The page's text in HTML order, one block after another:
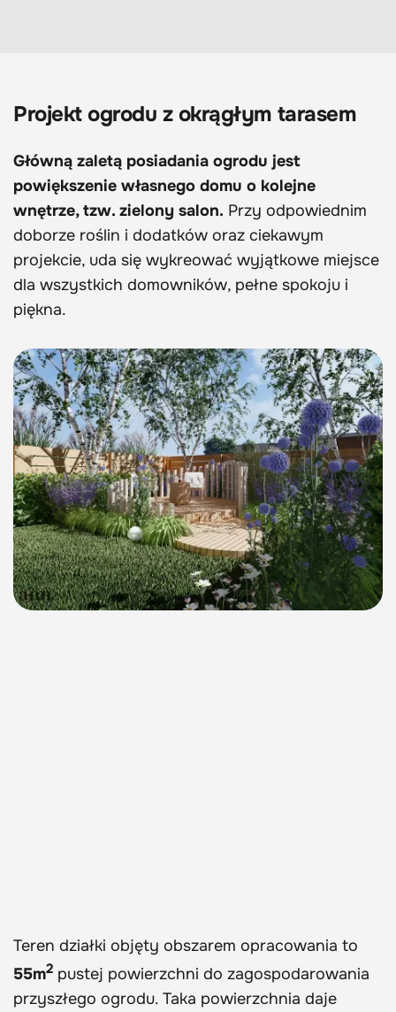
Projekt ogrodu z okrągłym tarasem
Główną zaletą posiadania ogrodu jest
powiększenie własnego domu o kolejne
wnętrze, tzw. zielony salon. Przy odpowiednim
doborze roślin i dodatków oraz ciekawym
projekcie, uda się wykreować wyjątkowe miejsce
dla wszystkich domowników, pełne spokoju i
piękna.
Teren działki objęty obszarem opracowania to
55m2 pustej powierzchni do zagospodarowania
przyszłego ogrodu. Taka powierzchnia daje